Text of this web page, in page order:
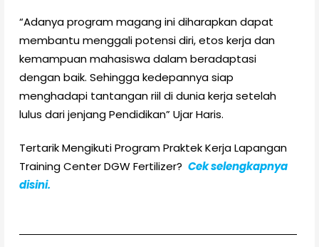
“Adanya program magang ini diharapkan dapat
membantu menggali potensi diri, etos kerja dan
kemampuan mahasiswa dalam beradaptasi
dengan baik. Sehingga kedepannya siap
menghadapi tantangan riil di dunia kerja setelah
lulus dari jenjang Pendidikan” Ujar Haris.
Tertarik Mengikuti Program Praktek Kerja Lapangan
Training Center DGW Fertilizer? Cek selengkapnya
disini.